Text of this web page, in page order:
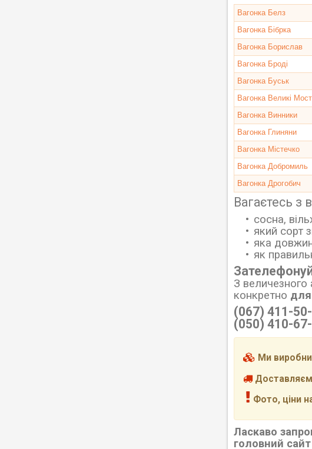
Вагонка Белз
Вагонка Бібрка
Вагонка Борислав
Вагонка Броді
Вагонка Буськ
Вагонка Великі
Вагонка Винники
Вагонка Глиняни
Вагонка Містечко
Вагонка Добромиль
Вагонка Дрогобич
Вагаєтесь з
сосна,
який сорт
яка
як
З величезного
конкретно
(067) 411-
(050) 410-
Ми
Фото, ціни
Ласкаво
головний